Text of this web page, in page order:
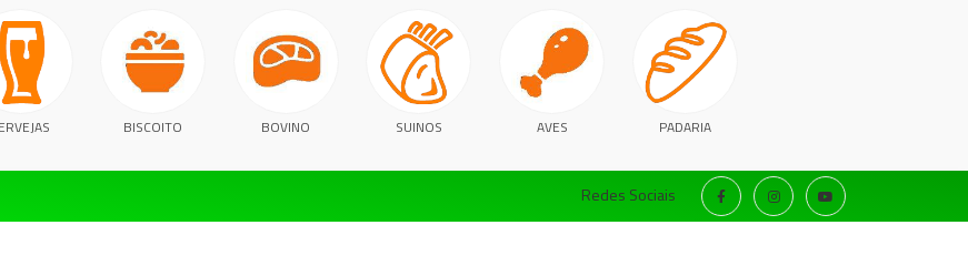
BISCOITO BOVINO SUINOS AVES PADARIA
Redes Sociais